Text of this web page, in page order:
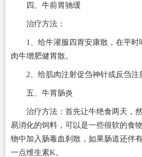
四、牛前胃驰缓
治疗方法：
1、给牛灌服四胃安康散，在平时
肉牛增肥健胃散。
2、给肌肉注射促刍神针或反刍注
五、牛胃肠炎
治疗方法：首先让牛绝食两天，然
易消化的饲料，可以是一些很软的食
物中加入肠毒血刹散，如果肠道还伴
一点维生素K。